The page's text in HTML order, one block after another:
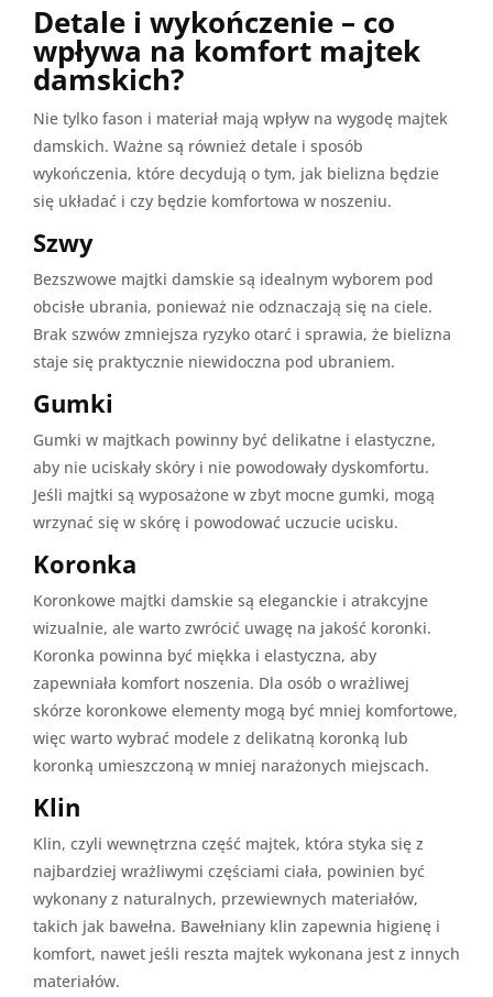
Detale i wykończenie – co
wpływa na komfort majtek
damskich?
Nie tylko fason i materiał mają wpływ na wygodę majtek
damskich. Ważne są również detale i sposób
wykończenia, które decydują o tym, jak bielizna będzie
się układać i czy będzie komfortowa w noszeniu.
Szwy
Bezszwowe majtki damskie są idealnym wyborem pod
obcisłe ubrania, ponieważ nie odznaczają się na ciele.
Brak szwów zmniejsza ryzyko otarć i sprawia, że bielizna
staje się praktycznie niewidoczna pod ubraniem.
Gumki
Gumki w majtkach powinny być delikatne i elastyczne,
aby nie uciskały skóry i nie powodowały dyskomfortu.
Jeśli majtki są wyposażone w zbyt mocne gumki, mogą
wrzynać się w skórę i powodować uczucie ucisku.
Koronka
Koronkowe majtki damskie są eleganckie i atrakcyjne
wizualnie, ale warto zwrócić uwagę na jakość koronki.
Koronka powinna być miękka i elastyczna, aby
zapewniała komfort noszenia. Dla osób o wrażliwej
skórze koronkowe elementy mogą być mniej komfortowe,
więc warto wybrać modele z delikatną koronką lub
koronką umieszczoną w mniej narażonych miejscach.
Klin
Klin, czyli wewnętrzna część majtek, która styka się z
najbardziej wrażliwymi częściami ciała, powinien być
wykonany z naturalnych, przewiewnych materiałów,
takich jak bawełna. Bawełniany klin zapewnia higienę i
komfort, nawet jeśli reszta majtek wykonana jest z innych
materiałów.